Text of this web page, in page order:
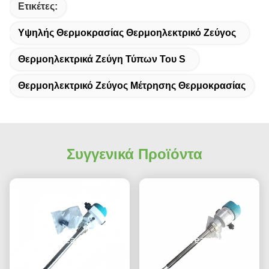
Ετικέτες:
Υψηλής Θερμοκρασίας Θερμοηλεκτρικό Ζεύγος
Θερμοηλεκτρικά Ζεύγη Τύπων Του S
Θερμοηλεκτρικό Ζεύγος Μέτρησης Θερμοκρασίας
Συγγενικά Προϊόντα